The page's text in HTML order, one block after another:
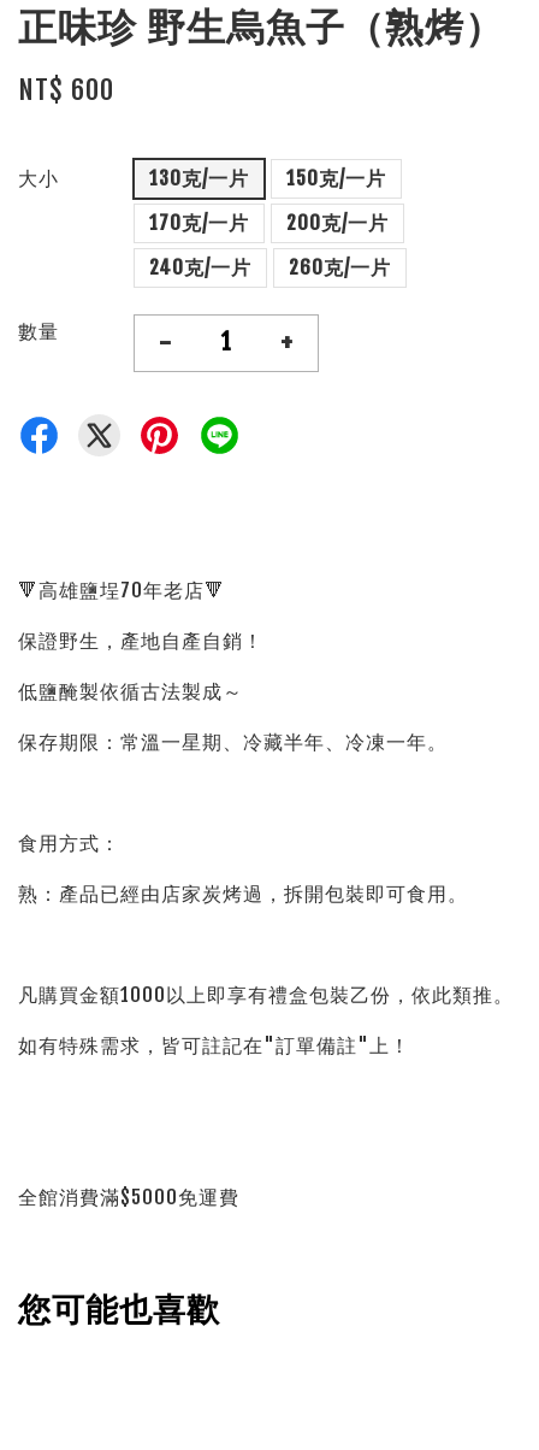
正味珍 野生烏魚子（熟烤）
NT$ 600
大小 130克/一片
150克/一片
170克/一片
200克/一片
240克/一片
260克/一片
數量 - +
🔻高雄鹽埕70年老店🔻
保證野生，產地自產自銷！
低鹽醃製依循古法製成～
保存期限：常溫一星期、冷藏半年、冷凍一年。
食用方式：
熟：產品已經由店家炭烤過，拆開包裝即可食用。
凡購買金額1000以上即享有禮盒包裝乙份，依此類推。
如有特殊需求，皆可註記在"訂單備註"上！
全館消費滿$5000免運費
您可能也喜歡